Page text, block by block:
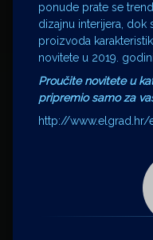
ponude prate se
dizajnu interijera,
proizvoda
novitete u 2019.
Proučite novitete u
pripremio samo za
http://